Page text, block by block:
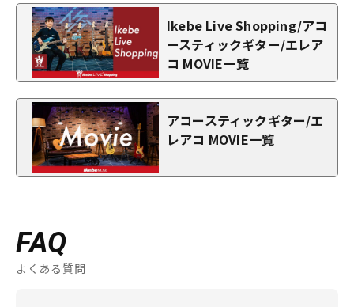
Ikebe Live Shopping/アコ
ースティックギター/エレア
コ MOVIE一覧
アコースティックギター/エ
レアコ MOVIE一覧
FAQ
よくある質問